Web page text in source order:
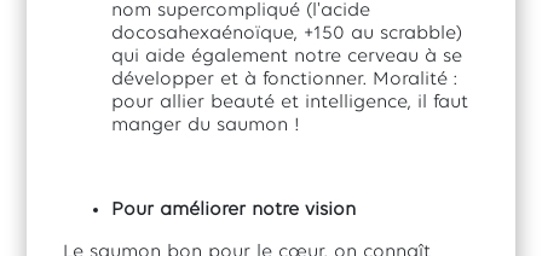
nom supercompliqué (l'acide
docosahexaénoïque, +150 au scrabble)
qui aide également notre cerveau à se
développer et à fonctionner. Moralité :
pour allier beauté et intelligence, il faut
manger du saumon !
Pour améliorer notre vision